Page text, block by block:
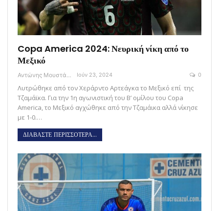
Copa America 2024: Νευρική νίκη από το
Μεξικό
Αντώνης Μουστάκας Ιούν 23, 2024 0
Λυτρώθηκε από τον Χεράρντο Αρτεάγκα το Μεξικό επί της
Τζαμάϊκα. Για την 1η αγωνιστική του Β’ ομίλου του Copa
America, το Μεξικό αγχώθηκε από την Τζαμάικα αλλά νίκησε
με 1-0.…
ΔΙΑΒΑΣΤΕ ΠΕΡΙΣΣΟΤΕΡΑ...